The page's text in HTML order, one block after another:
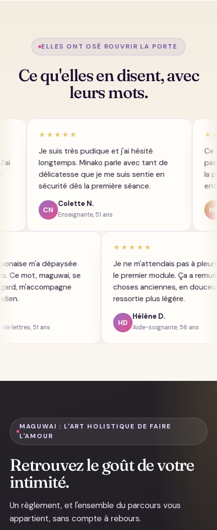
ELLES ONT OSÉ ROUVRIR LA PORTE
Ce qu'elles en disent, avec
leurs mots.
★★★★★
Je suis très pudique et j'ai hésité
longtemps. Minako parle avec tant de
délicatesse que je me suis sentie en
sécurité dès la première séance.
Colette N.
Enseignante, 51 ans
★★★★★
Ce n'est pas
pas en un
la présence,
entre mon
Nicole P.
Retraitée,
japonaise m'a dépaysée
bon sens. Ce mot, maguwai, se
par le regard, m'accompagne
au quotidien.
de lettres, 51 ans
★★★★★
Je ne m'attendais
le premier module.
choses anciennes,
ressortie plus légère.
HD
Hélène D.
Aide-soignante,
MAGUWAI : L'ART HOLISTIQUE DE FAIRE
L'AMOUR
Retrouvez le goût de votre
intimité.
Un règlement, et l'ensemble du parcours vous
appartient, sans compte à rebours.